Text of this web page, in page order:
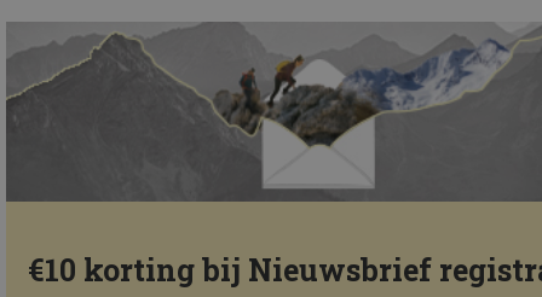
€10 korting bij Nieuwsbrief